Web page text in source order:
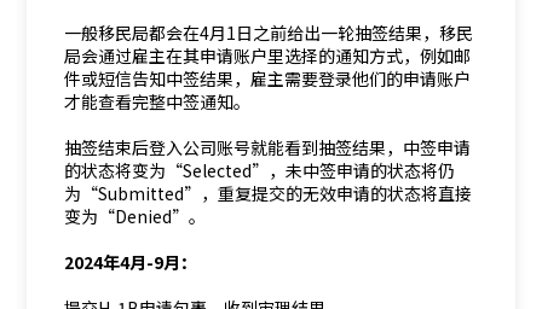
一般移民局都会在4月1日之前给出一轮抽签结果，移民
局会通过雇主在其申请账户里选择的通知方式，例如邮
件或短信告知中签结果，雇主需要登录他们的申请账户
才能查看完整中签通知。
抽签结束后登入公司账号就能看到抽签结果，中签申请
的状态将变为“Selected”，未中签申请的状态将仍
为“Submitted”，重复提交的无效申请的状态将直接
变为“Denied”。
2024年4月-9月：